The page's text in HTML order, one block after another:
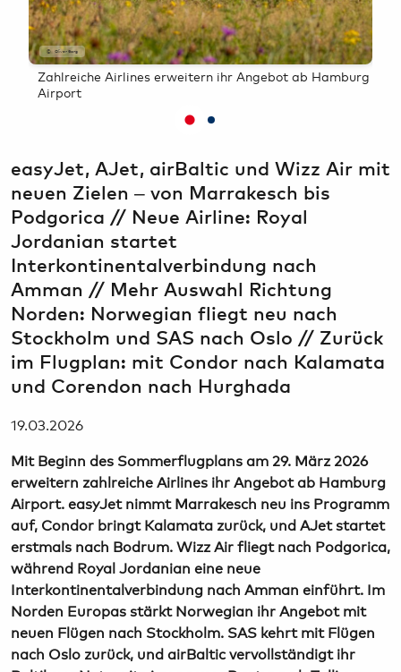
Airport-Lounges
Hamburg & Umland erleben
Konferenzräume & Eventflächen
Oliver Sorg
Zahlreiche Airlines erweitern ihr Angebot ab Hamburg
Airport
easyJet, AJet, airBaltic und Wizz Air mit
neuen Zielen – von Marrakesch bis
Podgorica // Neue Airline: Royal
Jordanian startet
Interkontinentalverbindung nach
Amman // Mehr Auswahl Richtung
Norden: Norwegian fliegt neu nach
Stockholm und SAS nach Oslo // Zurück
im Flugplan: mit Condor nach Kalamata
und Corendon nach Hurghada
19.03.2026
Mit Beginn des Sommerflugplans am 29. März 2026
erweitern zahlreiche Airlines ihr Angebot ab Hamburg
Airport. easyJet nimmt Marrakesch neu ins Programm
auf, Condor bringt Kalamata zurück, und AJet startet
erstmals nach Bodrum. Wizz Air fliegt nach Podgorica,
während Royal Jordanian eine neue
Interkontinentalverbindung nach Amman einführt. Im
Norden Europas stärkt Norwegian ihr Angebot mit
neuen Flügen nach Stockholm. SAS kehrt mit Flügen
nach Oslo zurück, und airBaltic vervollständigt ihr